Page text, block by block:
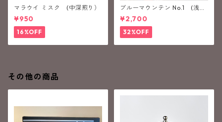
マラウイ ミスク (中深煎り）
¥950
16%OFF
ブルーマウンテン No.1 (浅煎
り）
¥2,700
32%OFF
その他の商品